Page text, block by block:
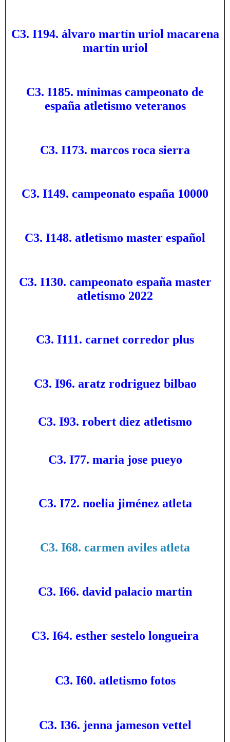
C3. I194. álvaro martín uriol macarena
martín uriol
C3. I185. mínimas campeonato de
españa atletismo veteranos
C3. I173. marcos roca sierra
C3. I149. campeonato españa 10000
C3. I148. atletismo master español
C3. I130. campeonato españa master
atletismo 2022
C3. I111. carnet corredor plus
C3. I96. aratz rodriguez bilbao
C3. I93. robert diez atletismo
C3. I77. maria jose pueyo
C3. I72. noelia jiménez atleta
C3. I68. carmen aviles atleta
C3. I66. david palacio martin
C3. I64. esther sestelo longueira
C3. I60. atletismo fotos
C3. I36. jenna jameson vettel